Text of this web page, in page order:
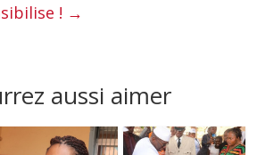
! →
aussi aimer